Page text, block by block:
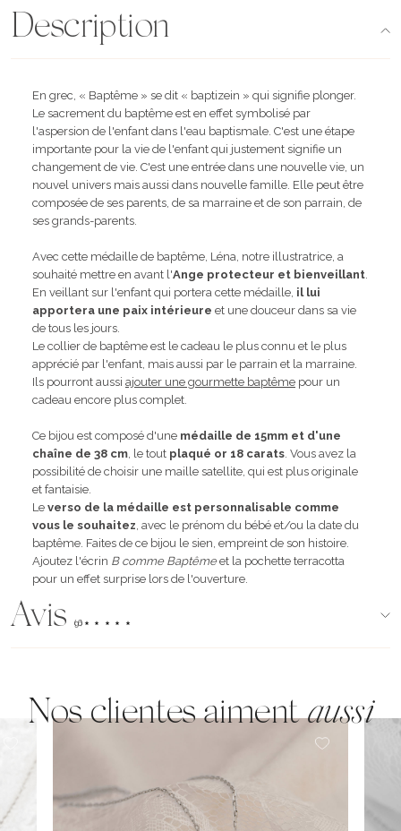
Description
En grec, « Baptême » se dit « baptizein » qui signifie plonger.
Le sacrement du baptême est en effet symbolisé par
l'aspersion de l'enfant dans l'eau baptismale. C'est une étape
importante pour la vie de l'enfant qui justement signifie un
changement de vie. C'est une entrée dans une nouvelle vie, un
nouvel univers mais aussi dans nouvelle famille. Elle peut être
composée de ses parents, de sa marraine et de son parrain, de
ses grands-parents.
Avec cette médaille de baptême, Léna, notre illustratrice, a
souhaité mettre en avant l'Ange protecteur et bienveillant
En veillant sur l'enfant qui portera cette médaille, il lui
apportera une paix intérieure et une douceur dans sa vie
de tous les jours.
Le collier de baptême est le cadeau le plus connu et le plus
apprécié par l'enfant, mais aussi par le parrain et la marraine.
Ils pourront aussi ajouter une gourmette baptême pour un
cadeau encore plus complet.
Ce bijou est composé d'une médaille de 15mm et d'une
chaîne de 38 cm , le tout plaqué or 18 carats . Vous avez la
possibilité de choisir une maille satellite, qui est plus originale
et fantaisie.
Le verso de la médaille est personnalisable comme
vous le souhaitez , avec le prénom du bébé et/ou la date du
baptême. Faites de ce bijou le sien, empreint de son histoire.
Ajoutez l'écrin B comme Baptêmeet la pochette terracotta
pour un effet surprise lors de l'ouverture.
Avis (96)
Nos clientes aimentaussi